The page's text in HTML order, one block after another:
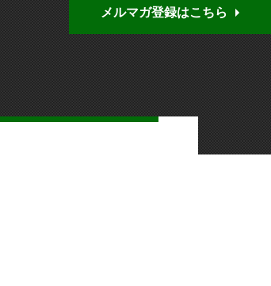
メルマガ登録はこちら